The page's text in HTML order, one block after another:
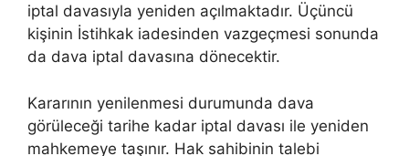
iptal davasıyla yeniden açılmaktadır. Üçüncü
kişinin İstihkak iadesinden vazgeçmesi sonunda
da dava iptal davasına dönecektir.
Kararının yenilenmesi durumunda dava
görüleceği tarihe kadar iptal davası ile yeniden
mahkemeye taşınır. Hak sahibinin talebi